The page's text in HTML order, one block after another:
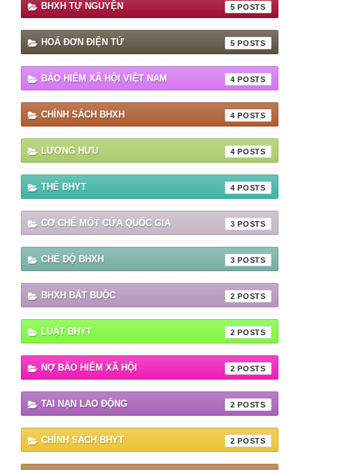
BHXH TỰ NGUYỆN 5
HOÁ ĐƠN ĐIỆN TỬ 5
BẢO HIỂM XÃ HỘI VIỆT NAM 4
CHÍNH SÁCH BHXH 4
LƯƠNG HƯU 4
THẺ BHYT 4
CƠ CHẾ MỘT CỬA QUỐC GIA 3
CHẾ ĐỘ BHXH 3
BHXH BẮT BUỘC 2
LUẬT BHYT 2
NỢ BẢO HIỂM XÃ HỘI 2
TAI NẠN LAO ĐỘNG 2
CHÍNH SÁCH BHYT 2